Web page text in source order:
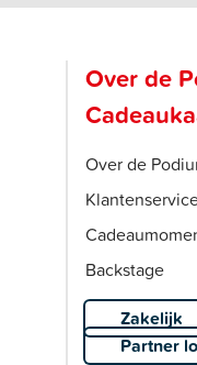
Over de
Over de
Backstage
Zakelijk
Partner